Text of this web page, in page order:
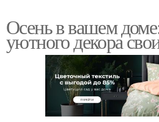
Осень в вашем
уютного декора